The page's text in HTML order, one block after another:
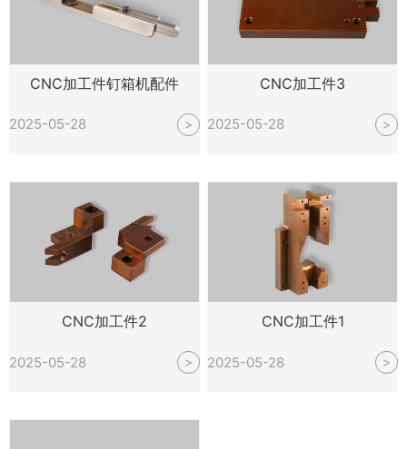
CNC加工件钉箱机配件
2025-05-28 >
CNC加工件3
2025-05-28 >
CNC加工件2
2025-05-28 >
CNC加工件1
2025-05-28 >